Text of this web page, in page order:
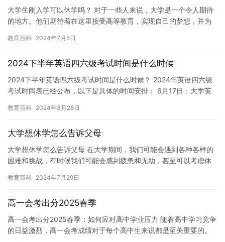
大学生刚入学可以休学吗？ 对于一些人来说，大学是一个令人期待
的地方。他们期待着在这里接受高等教育，实现自己的梦想，并为
他们…
教育百科 2024年7月5日
2024下半年英语四六级考试时间是什么时候
2024下半年英语四六级考试时间是什么时候？ 2024年英语四六级
考试时间表已经公布，以下是具体的时间安排： 6月17日：大学英
教育百科 2024年3月28日
大学想休学怎么告诉父母
大学想休学怎么告诉父母 在大学期间，我们可能会遇到各种各样的
困难和挑战，有时候我们可能会感到疲惫和无助，甚至可以考虑休
呢？…
教育百科 2024年7月29日
高一会考出分2025春季
高一会考出分2025春季：如何应对高中学业压力 随着高中学习竞争
的日益激烈，高一会考成绩对于每个高中生来说都是至关重要的。